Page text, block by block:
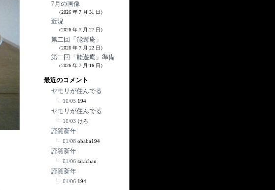
7月の画像
（2026 年 7 月 31 日）
近況
（2026 年 7 月 27 日）
第二回「能遊庵」
（2026 年 7 月 22 日）
第二回「能遊庵」準備
（2026 年 7 月 16 日）
最近のコメント
ヤモリが住んでる
10/05 194
ヤモリが住んでる
10/03 けろ
謹賀新年
01/08 obaba194
謹賀新年
01/06 tarachan
謹賀新年
01/06 194